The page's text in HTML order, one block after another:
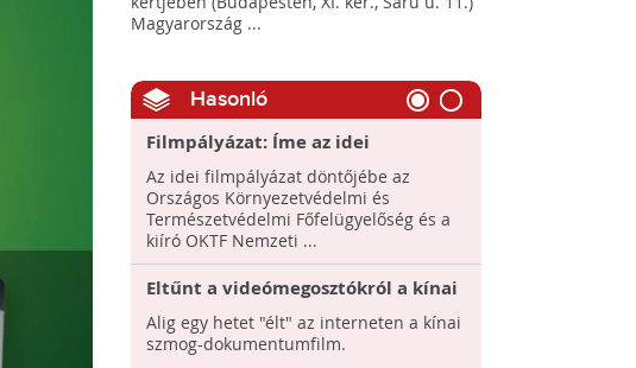
Magyarország ...
Hasonló
Filmpályázat: Íme az idei
nyertesek!
Az idei filmpályázat döntőjébe az
Országos Környezetvédelmi és
Természetvédelmi Főfelügyelőség és a
kiíró OKTF Nemzeti ...
Eltűnt a videómegosztókról a kínai
szmog-dokumentumfilm
Alig egy hetet "élt" az interneten a kínai
szmog-dokumentumfilm.